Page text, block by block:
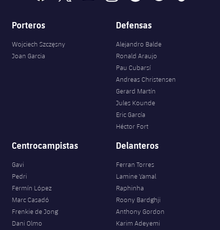
Porteros
Wojciech Szczęsny
Joan Garcia
Defensas
Alejandro Balde
Ronald Araujo
Pau Cubarsí
Andreas Christensen
Gerard Martín
Jules Kounde
Eric García
Héctor Fort
Centrocampistas
Gavi
Pedri
Fermín López
Marc Casadó
Frenkie de Jong
Dani Olmo
Delanteros
Ferran Torres
Lamine Yamal
Raphinha
Roony Bardghji
Anthony Gordon
Karim Adeyemi